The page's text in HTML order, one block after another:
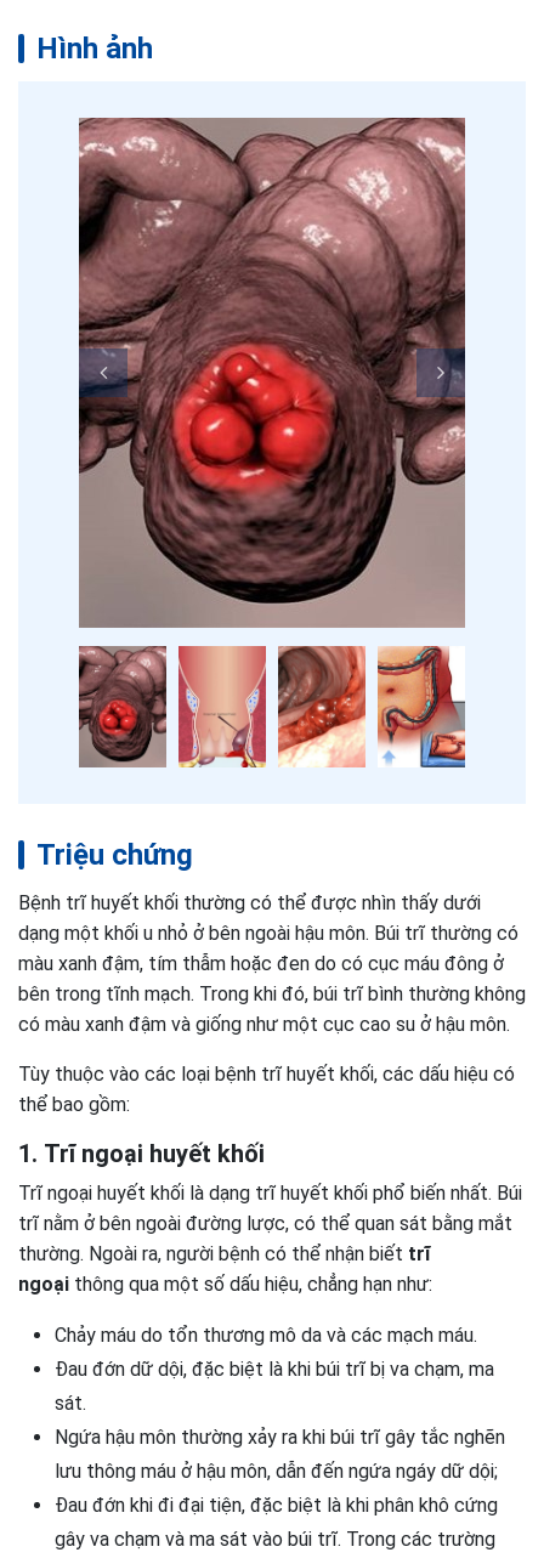
Hình ảnh
Triệu chứng
Bệnh trĩ huyết khối thường có thể được nhìn thấy dưới
dạng một khối u nhỏ ở bên ngoài hậu môn. Búi trĩ thường có
màu xanh đậm, tím thẫm hoặc đen do có cục máu đông ở
bên trong tĩnh mạch. Trong khi đó, búi trĩ bình thường không
có màu xanh đậm và giống như một cục cao su ở hậu môn.
Tùy thuộc vào các loại bệnh trĩ huyết khối, các dấu hiệu có
thể bao gồm:
1. Trĩ ngoại huyết khối
Trĩ ngoại huyết khối là dạng trĩ huyết khối phổ biến nhất. Búi
trĩ nằm ở bên ngoài đường lược, có thể quan sát bằng mắt
thường. Ngoài ra, người bệnh có thể nhận biết trĩ
ngoại thông qua một số dấu hiệu, chẳng hạn như:
Chảy máu do tổn thương mô da và các mạch máu.
Đau đớn dữ dội, đặc biệt là khi búi trĩ bị va chạm, ma
sát.
Ngứa hậu môn thường xảy ra khi búi trĩ gây tắc nghẽn
lưu thông máu ở hậu môn, dẫn đến ngứa ngáy dữ dội;
Đau đớn khi đi đại tiện, đặc biệt là khi phân khô cứng
gây va chạm và ma sát vào búi trĩ. Trong các trường